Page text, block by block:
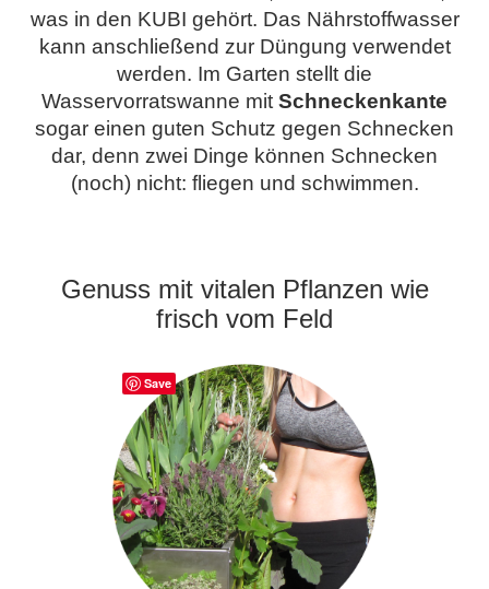
was in den KUBI gehört. Das Nährstoffwasser
kann anschließend zur Düngung verwendet
werden. Im Garten stellt die
Wasservorratswanne mit Schneckenkante
sogar einen guten Schutz gegen Schnecken
dar, denn zwei Dinge können Schnecken
(noch) nicht: fliegen und schwimmen.
Genuss mit vitalen Pflanzen wie
frisch vom Feld
Save